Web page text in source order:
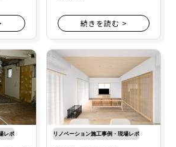
続きを読む >
レポ リノベーション施工事例・現場レポ